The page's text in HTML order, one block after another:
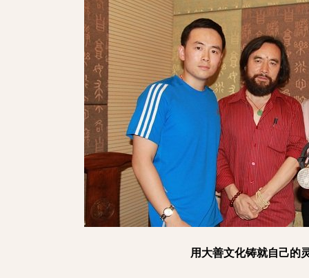
用大善文化铸就自己的